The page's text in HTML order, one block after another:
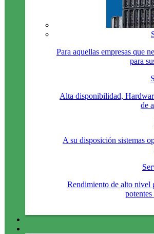
Para aquellas empresas que
para
Alta disponibilidad,
de
A su disposición sistemas
Rendimiento de alto nivel